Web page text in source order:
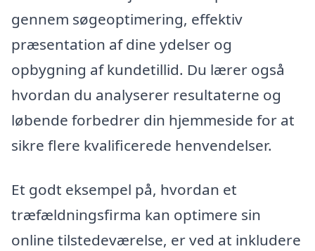
gennem søgeoptimering, effektiv
præsentation af dine ydelser og
opbygning af kundetillid. Du lærer også
hvordan du analyserer resultaterne og
løbende forbedrer din hjemmeside for at
sikre flere kvalificerede henvendelser.
Et godt eksempel på, hvordan et
træfældningsfirma kan optimere sin
online tilstedeværelse, er ved at inkludere